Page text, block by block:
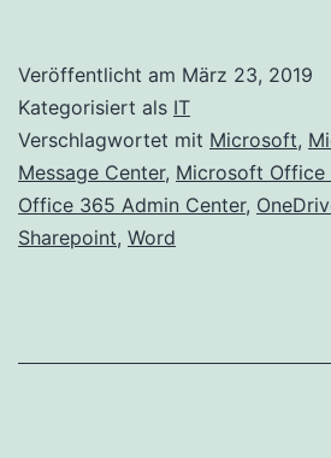
Veröffentlicht am März 23, 2019
Kategorisiert als IT
Verschlagwortet mit Microsoft,
Message Center, Microsoft Office
Office 365 Admin Center,
Sharepoint, Word